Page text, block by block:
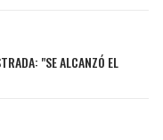
"SE ALCANZÓ EL